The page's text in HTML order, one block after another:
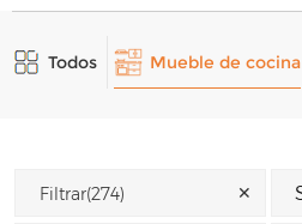
Todos Mueble de cocina
Filtrar(274) ✕